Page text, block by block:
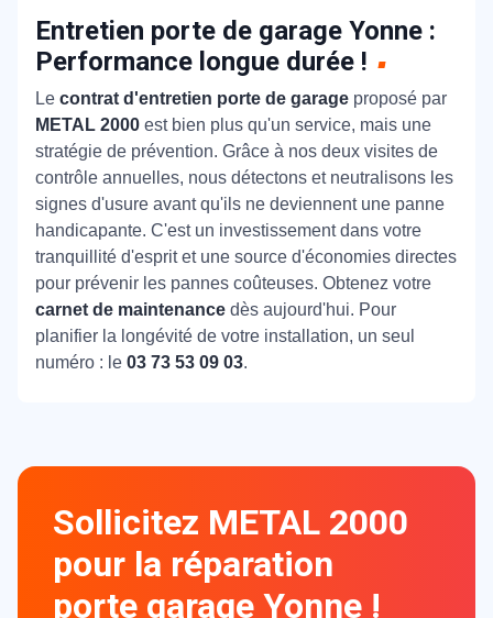
Entretien porte de garage Yonne :
Performance longue durée !
Le contrat d'entretien porte de garage proposé par
METAL 2000 est bien plus qu'un service, mais une
stratégie de prévention. Grâce à nos deux visites de
contrôle annuelles, nous détectons et neutralisons les
signes d'usure avant qu'ils ne deviennent une panne
handicapante. C'est un investissement dans votre
tranquillité d'esprit et une source d'économies directes
pour prévenir les pannes coûteuses. Obtenez votre
carnet de maintenance dès aujourd'hui. Pour
planifier la longévité de votre installation, un seul
numéro : le 03 73 53 09 03.
Sollicitez METAL 2000
pour la réparation
porte garage Yonne !